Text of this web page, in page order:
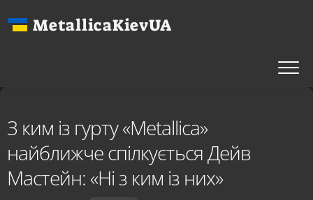
до
MetallicaKievUA
З ким із гурту «Metallica»
найближче спілкується Дейв
Мастейн: «Ні з ким із них»